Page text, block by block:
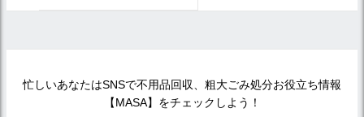
忙しいあなたはSNSで不用品回収、粗大ごみ処分お役立ち情報
【MASA】をチェックしよう！